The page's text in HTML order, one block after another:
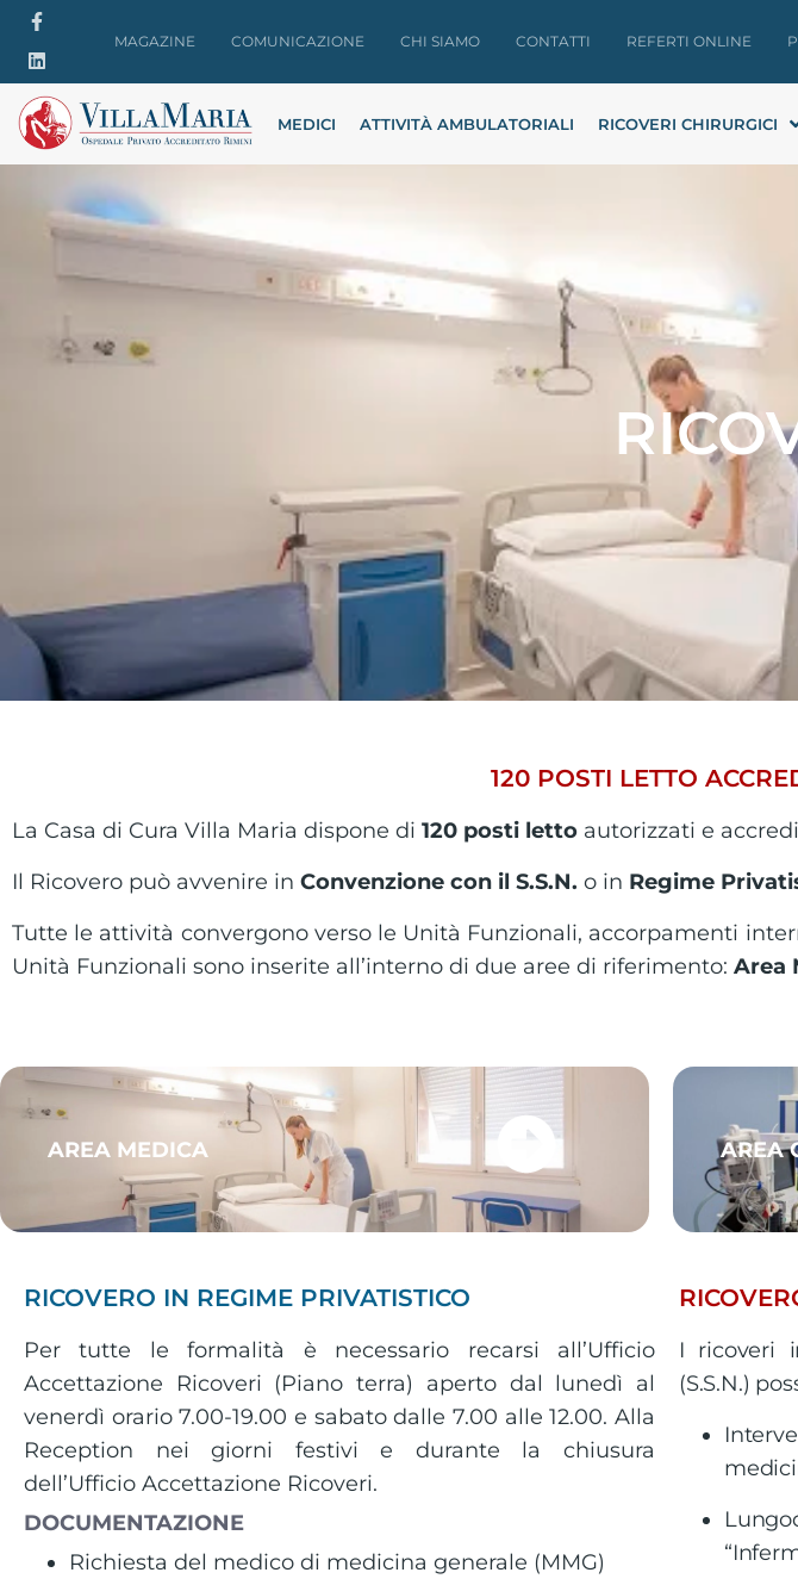
MAGAZINE COMUNICAZIONE CHI SIAMO CONTATTI REFERTI ONLINE
MEDICI ATTIVITÀ AMBULATORIALI RICOVERI CHIRURGICI
120 POSTI LETTO
La Casa di Cura Villa Maria dispone di 120 posti letto autorizzati e
Il Ricovero può avvenire in Convenzione con il S.S.N. o in Regime
Tutte le attività convergono verso le Unità Funzionali, accorpamenti
Unità Funzionali sono inserite all’interno di due aree di riferimento: Area
AREA MEDICA AREA
RICOVERO IN REGIME PRIVATISTICO
Per tutte le formalità è necessario recarsi all’Ufficio
Accettazione Ricoveri (Piano terra) aperto dal lunedì al
venerdì orario 7.00-19.00 e sabato dalle 7.00 alle 12.00. Alla
Reception nei giorni festivi e durante la chiusura
dell’Ufficio Accettazione Ricoveri.
DOCUMENTAZIONE
Richiesta del medico di medicina generale (MMG)
I ricoveri
(S.S.N.)